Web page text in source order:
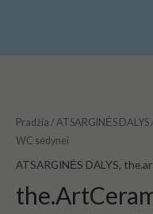
Pradžia / ATSARGINĖS DALYS
WC sėdynei
ATSARGINĖS DALYS,
the.ArtCeram
FILE
2.0
rinkinys